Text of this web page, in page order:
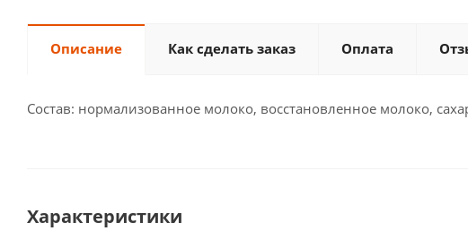
Описание Как сделать заказ Оплата
Состав: нормализованное молоко, восстановленное молоко,
Характеристики